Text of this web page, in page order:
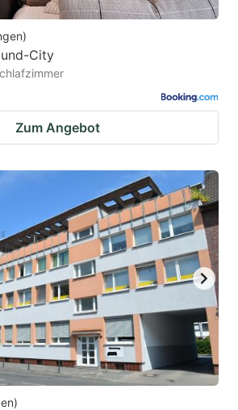
)
City
Zum Angebot
)